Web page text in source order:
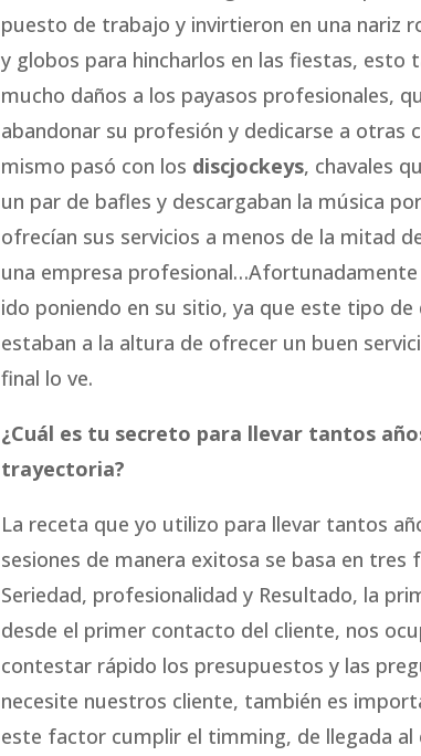
puesto de trabajo y invirtieron en una nariz
y globos para hincharlos en las fiestas, esto
mucho daños a los payasos profesionales,
abandonar su profesión y dedicarse a otras
mismo pasó con los discjockeys, chavales
un par de bafles y descargaban la música
ofrecían sus servicios a menos de la mitad
una empresa profesional…Afortunadamente
ido poniendo en su sitio, ya que este tipo de
estaban a la altura de ofrecer un buen
final lo ve.
¿Cuál es tu secreto para llevar tantos
trayectoria?
La receta que yo utilizo para llevar tantos
sesiones de manera exitosa se basa en tres
Seriedad, profesionalidad y Resultado, la
desde el primer contacto del cliente, nos
contestar rápido los presupuestos y las
necesite nuestros cliente, también es
este factor cumplir el timming, de llegada al